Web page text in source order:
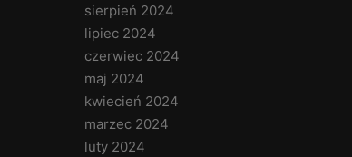
sierpień 2024
lipiec 2024
czerwiec 2024
maj 2024
kwiecień 2024
marzec 2024
luty 2024